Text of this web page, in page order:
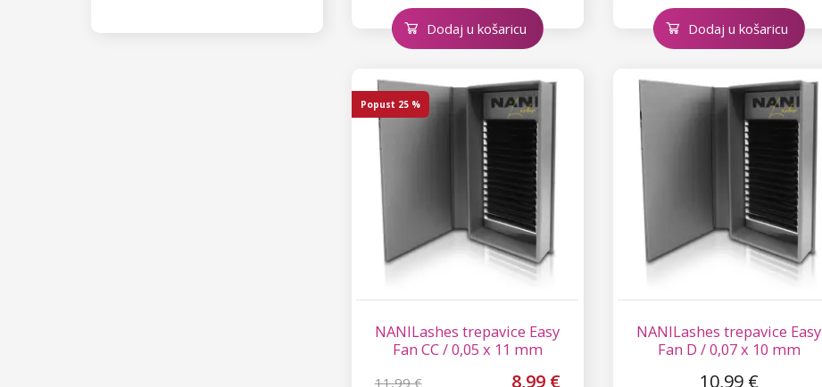
Dodaj u košaricu Dodaj u košaricu
NANILashes trepavice Easy
Fan CC / 0,05 x 11 mm
11,99 € 8,99 €
Popust 25 %
NANILashes trepavice Easy
Fan D / 0,07 x 10 mm
10,99 €